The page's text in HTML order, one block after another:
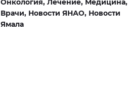
Онкология, Лечение, Медицина,
Врачи, Новости ЯНАО, Новости
Ямала